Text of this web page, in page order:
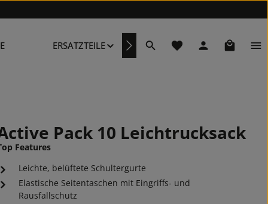
ERSATZTEILE REPARATURSERVICE
Du hast 0 Produkte
Pack 10 Leichtrucksack
Features
Leichte, belüftete Schultergurte
Elastische Seitentaschen mit Eingriffs- und
Rausfallschutz